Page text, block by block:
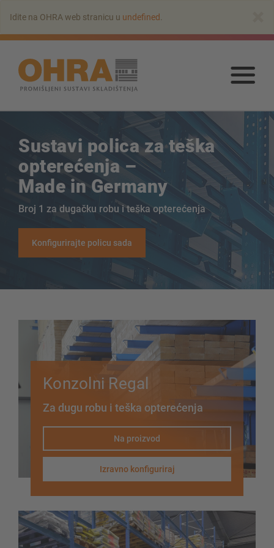
glavni
sadržaj
Idite na OHRA web stranicu u undefined
Na
Sustavi polica za teška
opterećenja –
Made in Germany
Broj 1 za dugačku robu i teška opterećenja
Konfigurirajte policu sada
Konzolni Regal
Za dugu robu i teška opterećenja
Na proizvod
Izravno konfiguriraj
Konzolni regali
Konzolni regal s krovom
Konzolni regal jednostrani
Konzolni regali druge izvedbe
SUSTAVI SKLADIŠTENJA
Paletni regal
Regali na pokretnim kolicama